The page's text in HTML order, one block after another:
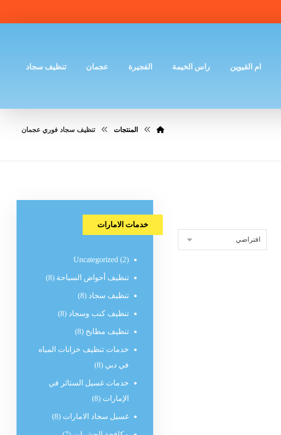
ام القيوين راس الخيمة الفجيرة عجمان تنظيف سجاد
المنتجات تنظيف سجاد فوري عجمان
خدمات الامارات
Uncategorized (2)
تنظيف أحواض السباحة (8)
تنظيف سجاد (8)
تنظيف كنب وسجاد (8)
تنظيف مطابخ (8)
خدمات تنظيف خزانات المياه
في دبي (8)
خدمات غسيل الستائر في
الإمارات (8)
غسيل سجاد الامارات (8)